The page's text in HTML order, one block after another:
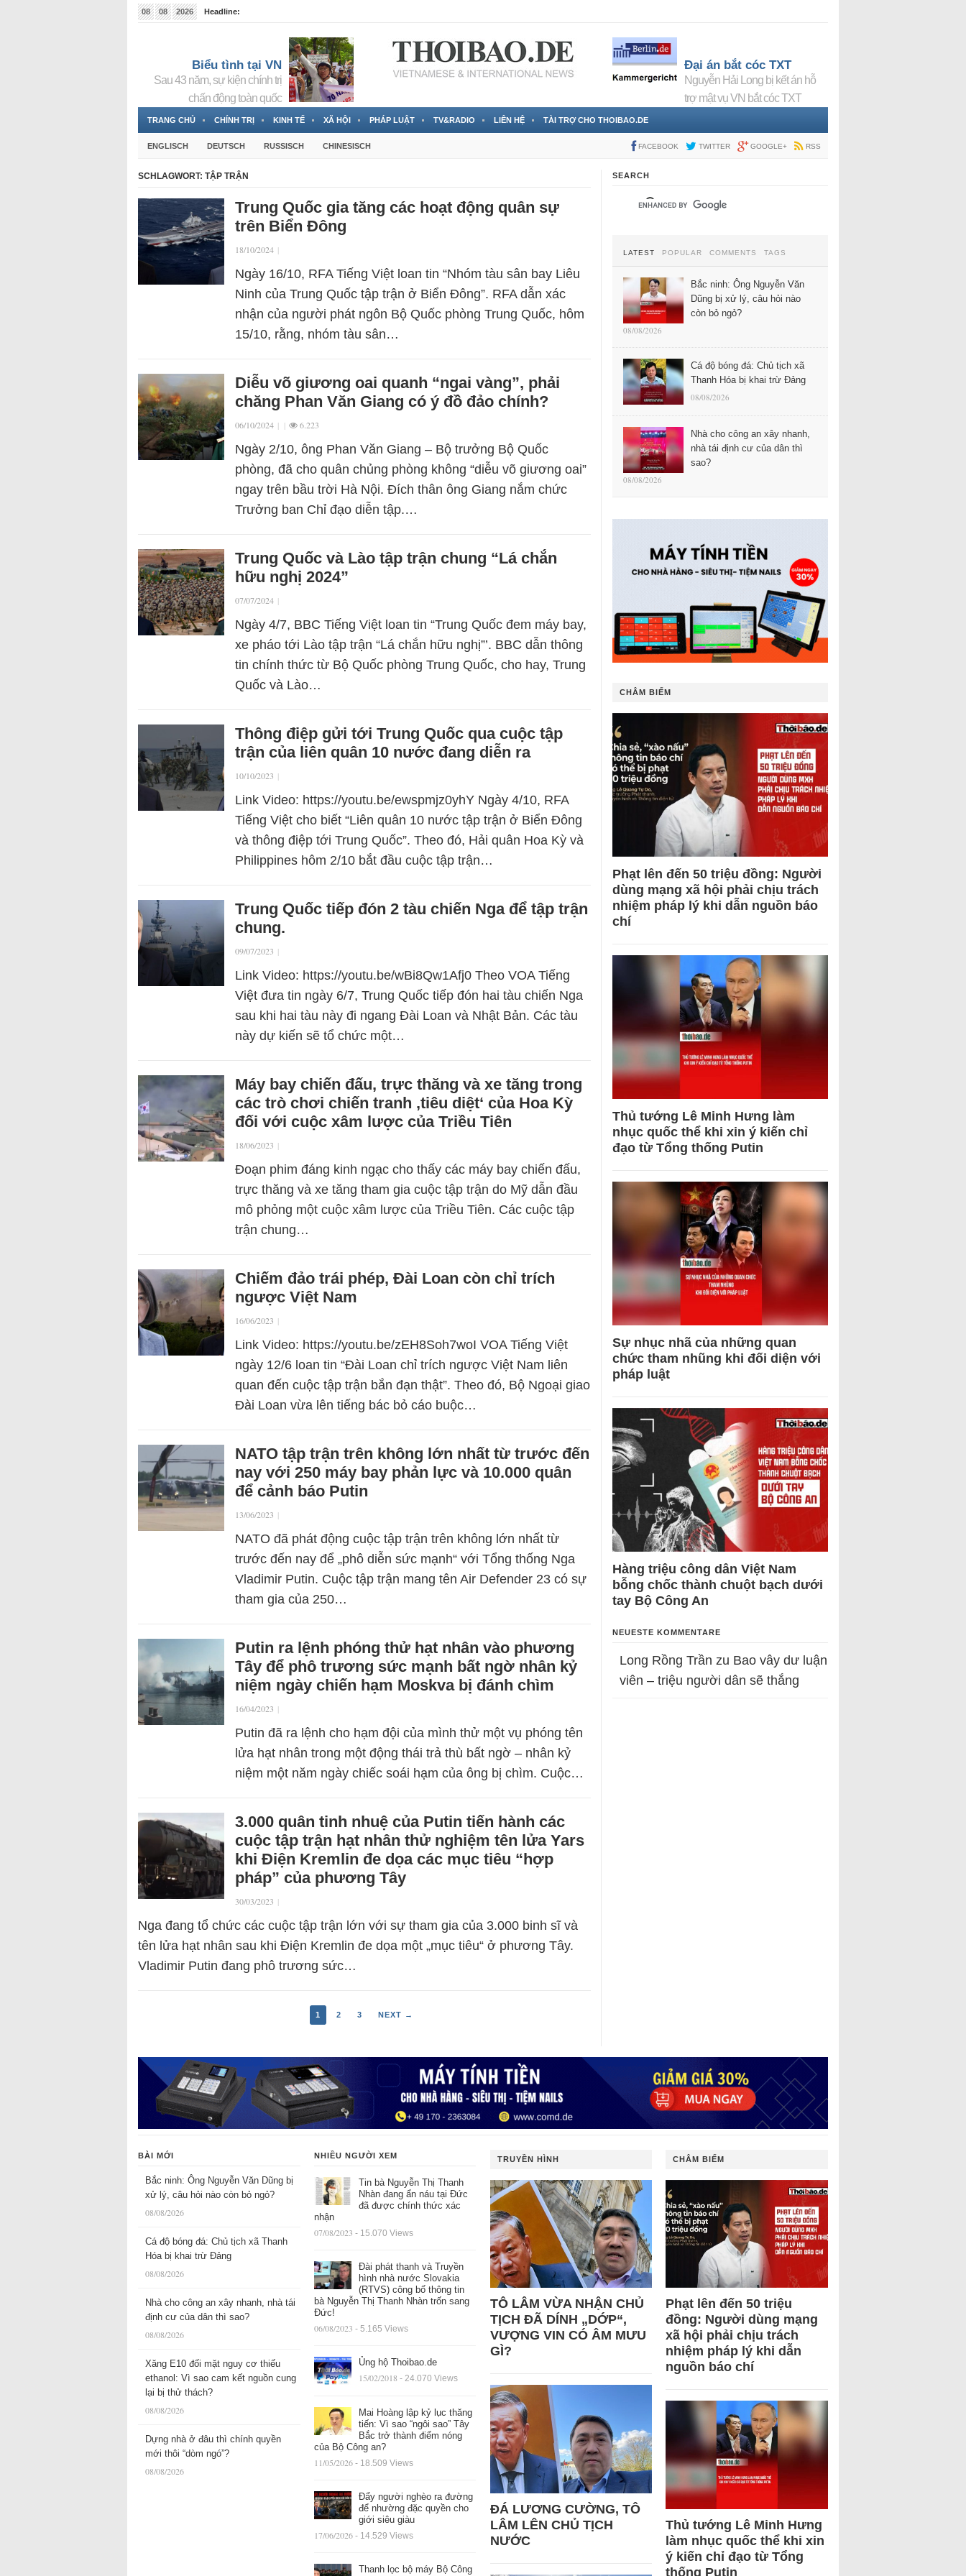
08 08 2026
Headline:
Biểu tình tại VN
Sau 43 năm, sự kiện chính trị
chấn động toàn quốc
Đại án bắt cóc TXT
Nguyễn Hải Long bị kết án hỗ
trợ mật vụ VN bắt cóc TXT
TRANG CHỦ CHÍNH TRỊ KINH TẾ XÃ HỘI PHÁP LUẬT TV&RADIO LIÊN HỆ TÀI TRỢ CHO THOIBAO.DE
ENGLISCH DEUTSCH RUSSISCH CHINESISCH FACEBOOK TWITTER GOOGLE+ RSS
SCHLAGWORT: TẬP TRẬN
Trung Quốc gia tăng các hoạt động quân sự
trên Biển Đông
18/10/2024 |
Ngày 16/10, RFA Tiếng Việt loan tin “Nhóm tàu sân bay Liêu
Ninh của Trung Quốc tập trận ở Biển Đông”. RFA dẫn xác
nhận của người phát ngôn Bộ Quốc phòng Trung Quốc, hôm
15/10, rằng, nhóm tàu ​​sân…
Diễu võ giương oai quanh “ngai vàng”, phải
chăng Phan Văn Giang có ý đồ đảo chính?
06/10/2024 | | 6.223
Ngày 2/10, ông Phan Văn Giang – Bộ trưởng Bộ Quốc
phòng, đã cho quân chủng phòng không “diễu võ giương oai”
ngay trên bầu trời Hà Nội. Đích thân ông Giang nắm chức
Trưởng ban Chỉ đạo diễn tập.…
Trung Quốc và Lào tập trận chung “Lá chắn
hữu nghị 2024”
07/07/2024 |
Ngày 4/7, BBC Tiếng Việt loan tin “Trung Quốc đem máy bay,
xe pháo tới Lào tập trận “Lá chắn hữu nghị”’. BBC dẫn thông
tin chính thức từ Bộ Quốc phòng Trung Quốc, cho hay, Trung
Quốc và Lào…
Thông điệp gửi tới Trung Quốc qua cuộc tập
trận của liên quân 10 nước đang diễn ra
10/10/2023 |
Link Video: https://youtu.be/ewspmjz0yhY Ngày 4/10, RFA
Tiếng Việt cho biết “Liên quân 10 nước tập trận ở Biển Đông
và thông điệp tới Trung Quốc”. Theo đó, Hải quân Hoa Kỳ và
Philippines hôm 2/10 bắt đầu cuộc tập trận…
Trung Quốc tiếp đón 2 tàu chiến Nga để tập trận
chung.
09/07/2023 |
Link Video: https://youtu.be/wBi8Qw1Afj0 Theo VOA Tiếng
Việt đưa tin ngày 6/7, Trung Quốc tiếp đón hai tàu chiến Nga
sau khi hai tàu này đi ngang Đài Loan và Nhật Bản. Các tàu
này dự kiến sẽ tổ chức một…
Máy bay chiến đấu, trực thăng và xe tăng trong
các trò chơi chiến tranh ‚tiêu diệt‘ của Hoa Kỳ
đối với cuộc xâm lược của Triều Tiên
18/06/2023 |
Đoạn phim đáng kinh ngạc cho thấy các máy bay chiến đấu,
trực thăng và xe tăng tham gia cuộc tập trận do Mỹ dẫn đầu
mô phỏng một cuộc xâm lược của Triều Tiên. Các cuộc tập
trận chung…
Chiếm đảo trái phép, Đài Loan còn chỉ trích
ngược Việt Nam
16/06/2023 |
Link Video: https://youtu.be/zEH8Soh7woI VOA Tiếng Việt
ngày 12/6 loan tin “Đài Loan chỉ trích ngược Việt Nam liên
quan đến cuộc tập trận bắn đạn thật”. Theo đó, Bộ Ngoại giao
Đài Loan vừa lên tiếng bác bỏ cáo buộc…
NATO tập trận trên không lớn nhất từ trước đến
nay với 250 máy bay phản lực và 10.000 quân
để cảnh báo Putin
13/06/2023 |
NATO đã phát động cuộc tập trận trên không lớn nhất từ
trước đến nay để „phô diễn sức mạnh“ với Tổng thống Nga
Vladimir Putin. Cuộc tập trận mang tên Air Defender 23 có sự
tham gia của 250…
Putin ra lệnh phóng thử hạt nhân vào phương
Tây để phô trương sức mạnh bất ngờ nhân kỷ
niệm ngày chiến hạm Moskva bị đánh chìm
16/04/2023 |
Putin đã ra lệnh cho hạm đội của mình thử một vụ phóng tên
lửa hạt nhân trong một động thái trả thù bất ngờ – nhân kỷ
niệm một năm ngày chiếc soái hạm của ông bị chìm. Cuộc…
3.000 quân tinh nhuệ của Putin tiến hành các
cuộc tập trận hạt nhân thử nghiệm tên lửa Yars
khi Điện Kremlin đe dọa các mục tiêu “hợp
pháp” của phương Tây
30/03/2023 |
Nga đang tổ chức các cuộc tập trận lớn với sự tham gia của 3.000 binh sĩ và
tên lửa hạt nhân sau khi Điện Kremlin đe dọa một „mục tiêu“ ở phương Tây.
Vladimir Putin đang phô trương sức…
1 2 3 NEXT →
SEARCH
LATEST POPULAR COMMENTS TAGS
Bắc ninh: Ông Nguyễn Văn
Dũng bị xử lý, câu hỏi nào
còn bỏ ngỏ?
08/08/2026
Cá độ bóng đá: Chủ tịch xã
Thanh Hóa bị khai trừ Đảng
08/08/2026
Nhà cho công an xây nhanh,
nhà tái định cư của dân thì
sao?
08/08/2026
CHÂM BIẾM
Phạt lên đến 50 triệu đồng: Người
dùng mạng xã hội phải chịu trách
nhiệm pháp lý khi dẫn nguồn báo
chí
Thủ tướng Lê Minh Hưng làm
nhục quốc thể khi xin ý kiến chỉ
đạo từ Tổng thống Putin
Sự nhục nhã của những quan
chức tham nhũng khi đối diện với
pháp luật
Hàng triệu công dân Việt Nam
bỗng chốc thành chuột bạch dưới
tay Bộ Công An
NEUESTE KOMMENTARE
Long Rồng Trần zu Bao vây dư luận
viên – triệu người dân sẽ thắng
BÀI MỚI
Bắc ninh: Ông Nguyễn Văn Dũng bị
xử lý, câu hỏi nào còn bỏ ngỏ?
08/08/2026
Cá độ bóng đá: Chủ tịch xã Thanh
Hóa bị khai trừ Đảng
08/08/2026
Nhà cho công an xây nhanh, nhà tái
định cư của dân thì sao?
08/08/2026
Xăng E10 đối mặt nguy cơ thiếu
ethanol: Vì sao cam kết nguồn cung
lại bị thử thách?
08/08/2026
Dựng nhà ở đâu thì chính quyền
mới thôi “dòm ngó”?
08/08/2026
NHIỀU NGƯỜI XEM
Tin bà Nguyễn Thị Thanh
Nhàn đang ẩn náu tại Đức
đã được chính thức xác
nhận
07/08/2023 - 15.070 Views
Đài phát thanh và Truyền
hình nhà nước Slovakia
(RTVS) công bố thông tin
bà Nguyễn Thị Thanh Nhàn trốn sang
Đức!
06/08/2023 - 5.165 Views
Ủng hộ Thoibao.de
15/02/2018 - 24.070 Views
Mai Hoàng lập kỷ lục thăng
tiến: Vì sao “ngôi sao” Tây
Bắc trở thành điểm nóng
của Bộ Công an?
11/05/2026 - 18.509 Views
Đẩy người nghèo ra đường
để nhường đặc quyền cho
giới siêu giàu
17/06/2026 - 14.529 Views
Thanh lọc bộ máy Bộ Công
TRUYỀN HÌNH
TÔ LÂM VỪA NHẬN CHỦ
TỊCH ĐÃ DÍNH „DỚP“,
VƯỢNG VIN CÓ ÂM MƯU
GÌ?
ĐÁ LƯƠNG CƯỜNG, TÔ
LÂM LÊN CHỦ TỊCH
NƯỚC
CHÂM BIẾM
Phạt lên đến 50 triệu
đồng: Người dùng mạng
xã hội phải chịu trách
nhiệm pháp lý khi dẫn
nguồn báo chí
Thủ tướng Lê Minh Hưng
làm nhục quốc thể khi xin
ý kiến chỉ đạo từ Tổng
thống Putin